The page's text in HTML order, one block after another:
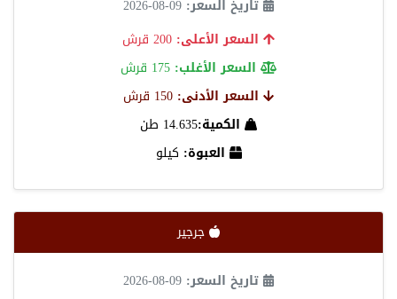
تاريخ السعر: 09-08-2026
السعر الأعلى:
السعر الأغلب:
السعر الأدنى: 150 قرش
الكمية:14.635 طن
العبوة: كيلو
جرجير
تاريخ السعر: 09-08-2026